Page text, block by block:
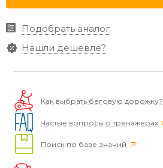
Подобрать аналог
Нашли дешевле?
Как выбрать беговую дорожку?
Частые вопросы о тренажерах
Поиск по базе знаний